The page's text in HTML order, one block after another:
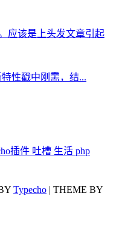
应该是上头发文章引起
性戳中刚需，结...
插件 吐槽 生活 php
Typecho | THEME BY